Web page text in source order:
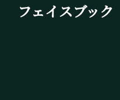
フェイスブック